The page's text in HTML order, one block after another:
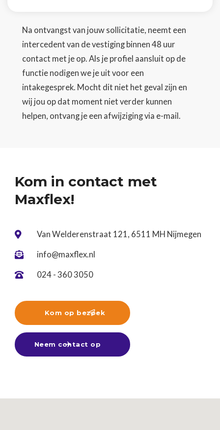
Na ontvangst van jouw sollicitatie, neemt een
intercedent van de vestiging binnen 48 uur
contact met je op. Als je profiel aansluit op de
functie nodigen we je uit voor een
intakegesprek. Mocht dit niet het geval zijn en
wij jou op dat moment niet verder kunnen
helpen, ontvang je een afwijziging via e-mail.
Kom in contact met
Maxflex!
 Van Welderenstraat 121, 6511 MH Nijmegen
 info@maxflex.nl
 024 - 360 3050

Kom op bezoek
Neem contact op
